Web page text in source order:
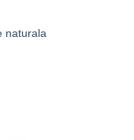
naturala